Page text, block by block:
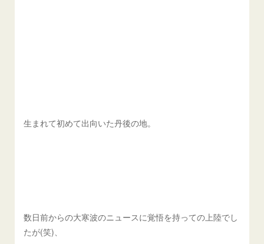
生まれて初めて出向いた丹後の地。
数日前からの大寒波のニュースに覚悟を持っての上陸でし
たが(笑)、